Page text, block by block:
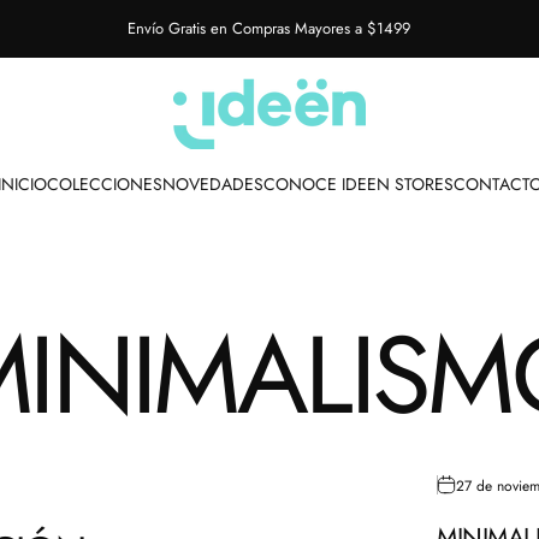
Envío Gratis en Compras Mayores a $1499
IdeenstoresMX
INICIOCOLECCIONESNOVEDADESCONOCE IDEEN STORES
27 de